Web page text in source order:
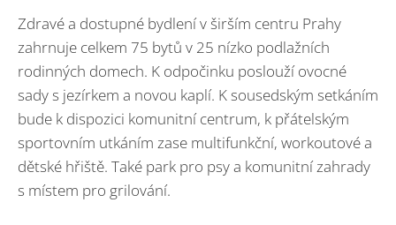
Zdravé a dostupné bydlení v širším centru Prahy
zahrnuje celkem 75 bytů v 25 nízko podlažních
rodinných domech. K odpočinku poslouží ovocné
sady s jezírkem a novou kaplí. K sousedským setkáním
bude k dispozici komunitní centrum, k přátelským
sportovním utkáním zase multifunkční, workoutové a
dětské hřiště. Také park pro psy a komunitní zahrady
s místem pro grilování.